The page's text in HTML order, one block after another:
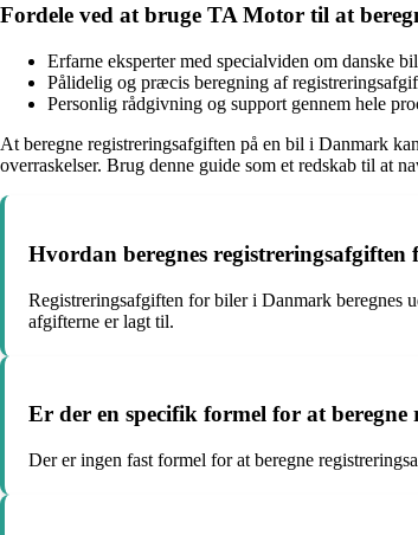
Fordele ved at bruge TA Motor til at
Erfarne eksperter med specialviden om danske
Pålidelig og præcis beregning af
Personlig rådgivning og support gennem hele
At beregne registreringsafgiften på en bil i Danmark
overraskelser. Brug denne guide som et redskab til at
Hvordan beregnes
Registreringsafgiften for biler i Danmark beregnes
afgifterne er lagt til.
Er der en specifik formel for at
Der er ingen fast formel for at beregne